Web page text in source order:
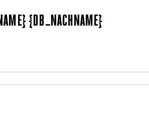
{DB_NACHNAME}